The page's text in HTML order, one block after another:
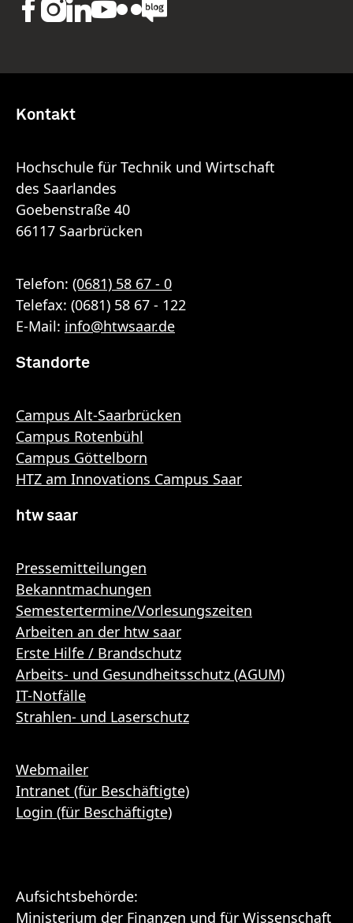
Kontakt
Hochschule für Technik und Wirtschaft
des Saarlandes
Goebenstraße 40
66117 Saarbrücken
Telefon: (0681) 58 67 - 0
Telefax: (0681) 58 67 - 122
E-Mail: info@htwsaar.de
Standorte
Campus Alt-Saarbrücken
Campus Rotenbühl
Campus Göttelborn
HTZ am Innovations Campus Saar
htw saar
Pressemitteilungen
Bekanntmachungen
Semestertermine/Vorlesungszeiten
Arbeiten an der htw saar
Erste Hilfe / Brandschutz
Arbeits- und Gesundheitsschutz (AGUM)
IT-Notfälle
Strahlen- und Laserschutz
Webmailer
Intranet (für Beschäftigte)
Login (für Beschäftigte)
Aufsichtsbehörde:
Ministerium der Finanzen und für Wissenschaft